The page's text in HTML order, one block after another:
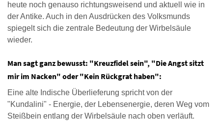
heute noch genauso richtungsweisend und aktuell wie in
der Antike. Auch in den Ausdrücken des Volksmunds
spiegelt sich die zentrale Bedeutung der Wirbelsäule
wieder.
Man sagt ganz bewusst: "Kreuzfidel sein", "Die Angst sitzt
mir im Nacken" oder "Kein Rückgrat haben":
Eine alte Indische Überlieferung spricht von der
"Kundalini" - Energie, der Lebensenergie, deren Weg vom
Steißbein entlang der Wirbelsäule nach oben verläuft.